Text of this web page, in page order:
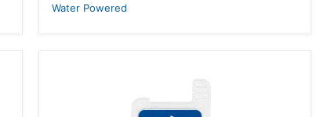
Water Powered